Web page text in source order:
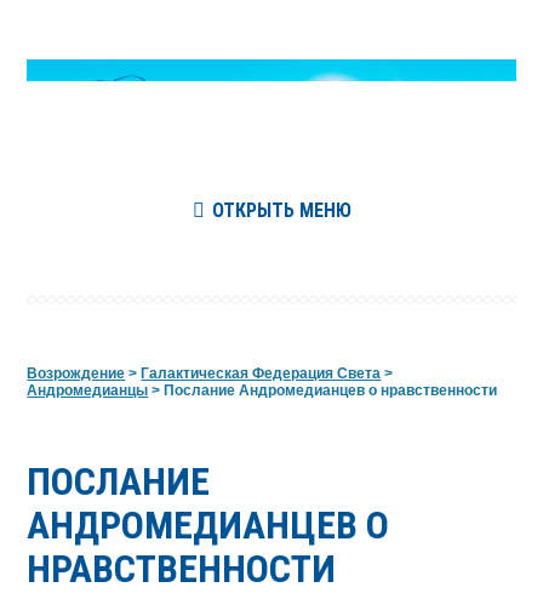
ОТКРЫТЬ МЕНЮ
Возрождение >Галактическая Федерация Света >
Андромедианцы >Послание Андромедианцев о нравственности
ПОСЛАНИЕ
АНДРОМЕДИАНЦЕВ О
НРАВСТВЕННОСТИ